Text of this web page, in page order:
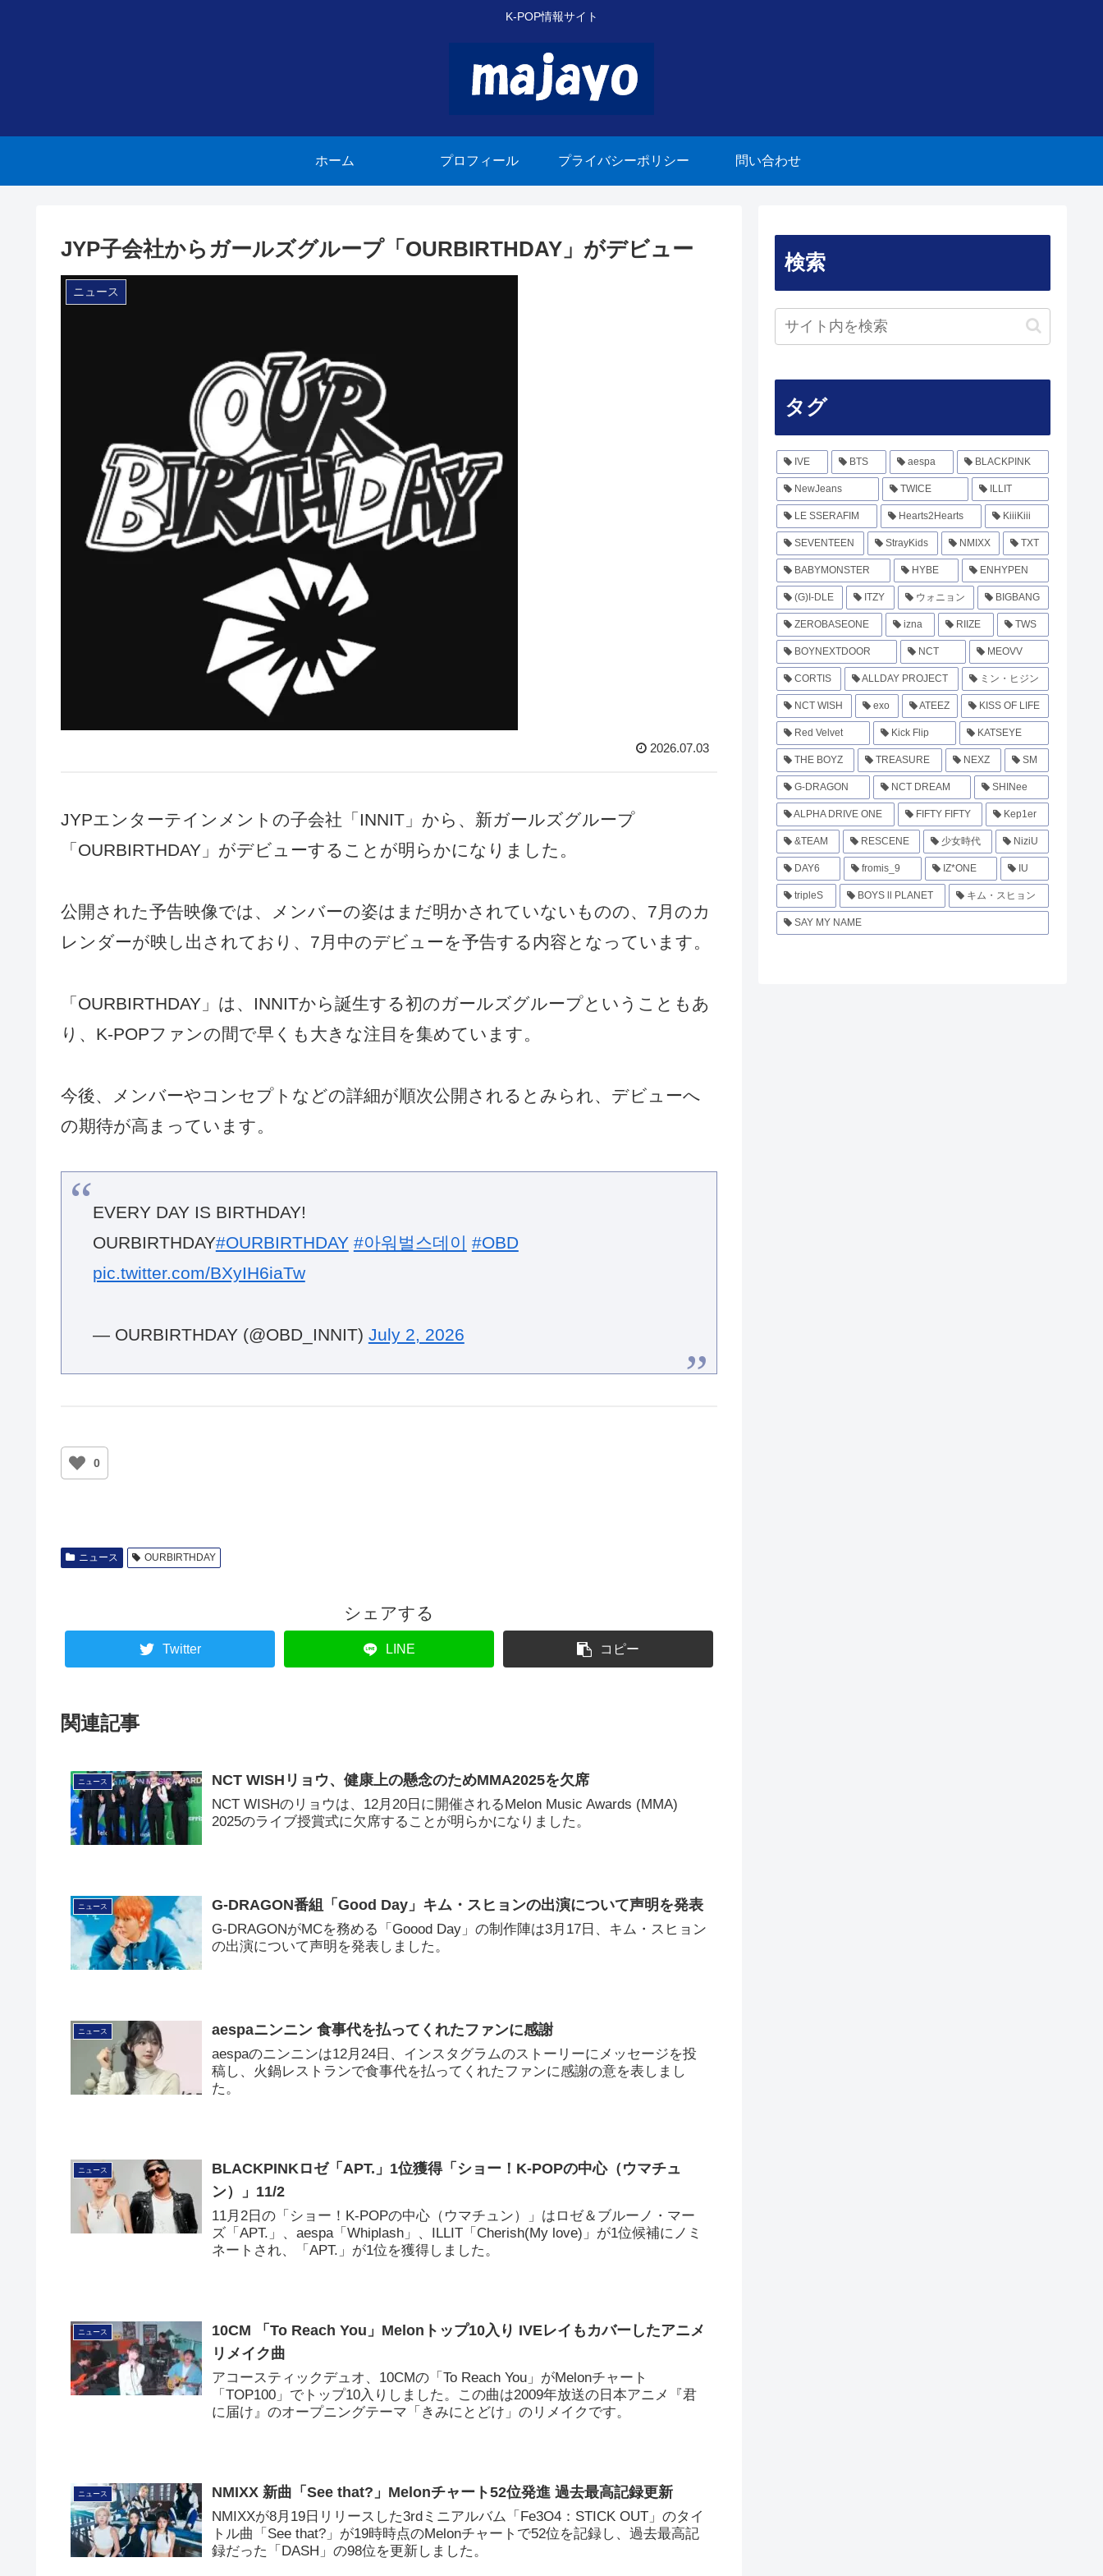
K-POP情報サイト
ホーム プロフィール プライバシーポリシー 問い合わせ
JYP子会社からガールズグループ「OURBIRTHDAY」がデビュー
ニュース
2026.07.03
JYPエンターテインメントの子会社「INNIT」から、新ガールズグループ
「OURBIRTHDAY」がデビューすることが明らかになりました。
公開された予告映像では、メンバーの姿はまだ明かされていないものの、7月のカ
レンダーが映し出されており、7月中のデビューを予告する内容となっています。
「OURBIRTHDAY」は、INNITから誕生する初のガールズグループということもあ
り、K-POPファンの間で早くも大きな注目を集めています。
今後、メンバーやコンセプトなどの詳細が順次公開されるとみられ、デビューへ
の期待が高まっています。
EVERY DAY IS BIRTHDAY!
OURBIRTHDAY#OURBIRTHDAY #아워벌스데이 #OBD
pic.twitter.com/BXyIH6iaTw
— OURBIRTHDAY (@OBD_INNIT) July 2, 2026
0
ニュース OURBIRTHDAY
シェアする
Twitter LINE コピー
関連記事
ニュース NCT WISHリョウ、健康上の懸念のためMMA2025を欠席
NCT WISHのリョウは、12月20日に開催されるMelon Music Awards (MMA)
2025のライブ授賞式に欠席することが明らかになりました。
ニュース G-DRAGON番組「Good Day」キム・スヒョンの出演について声明を発表
G-DRAGONがMCを務める「Goood Day」の制作陣は3月17日、キム・スヒョン
の出演について声明を発表しました。
ニュース aespaニンニン 食事代を払ってくれたファンに感謝
aespaのニンニンは12月24日、インスタグラムのストーリーにメッセージを投
稿し、火鍋レストランで食事代を払ってくれたファンに感謝の意を表しまし
た。
ニュース
BLACKPINKロゼ「APT.」1位獲得「ショー！K-POPの中心（ウマチュ
ン）」11/2
11月2日の「ショー！K-POPの中心（ウマチュン）」はロゼ＆ブルーノ・マー
ズ「APT.」、aespa「Whiplash」、ILLIT「Cherish(My love)」が1位候補にノミ
ネートされ、「APT.」が1位を獲得しました。
ニュース
10CM 「To Reach You」Melonトップ10入り IVEレイもカバーしたアニメ
リメイク曲
アコースティックデュオ、10CMの「To Reach You」がMelonチャート
「TOP100」でトップ10入りしました。この曲は2009年放送の日本アニメ『君
に届け』のオープニングテーマ「きみにとどけ」のリメイクです。
ニュース NMIXX 新曲「See that?」Melonチャート52位発進 過去最高記録更新
NMIXXが8月19日リリースした3rdミニアルバム「Fe3O4：STICK OUT」のタイ
トル曲「See that?」が19時時点のMelonチャートで52位を記録し、過去最高記
録だった「DASH」の98位を更新しました。
検索
タグ
IVE BTS aespa BLACKPINK
NewJeans TWICE ILLIT
LE SSERAFIM Hearts2Hearts KiiiKiii
SEVENTEEN StrayKids NMIXX TXT
BABYMONSTER HYBE ENHYPEN
(G)I-DLE ITZY ウォニョン BIGBANG
ZEROBASEONE izna RIIZE TWS
BOYNEXTDOOR NCT MEOVV
CORTIS ALLDAY PROJECT ミン・ヒジン
NCT WISH exo ATEEZ KISS OF LIFE
Red Velvet Kick Flip KATSEYE
THE BOYZ TREASURE NEXZ SM
G-DRAGON NCT DREAM SHINee
ALPHA DRIVE ONE FIFTY FIFTY Kep1er
&TEAM RESCENE 少女時代 NiziU
DAY6 fromis_9 IZ*ONE IU
tripleS BOYS ll PLANET キム・スヒョン
SAY MY NAME